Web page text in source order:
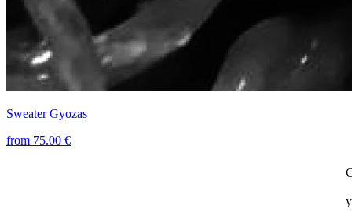
Sweater Gyozas
from 75.00 €